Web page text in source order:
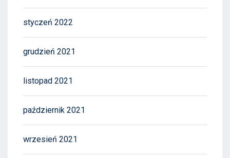
styczeń 2022
grudzień 2021
listopad 2021
październik 2021
wrzesień 2021